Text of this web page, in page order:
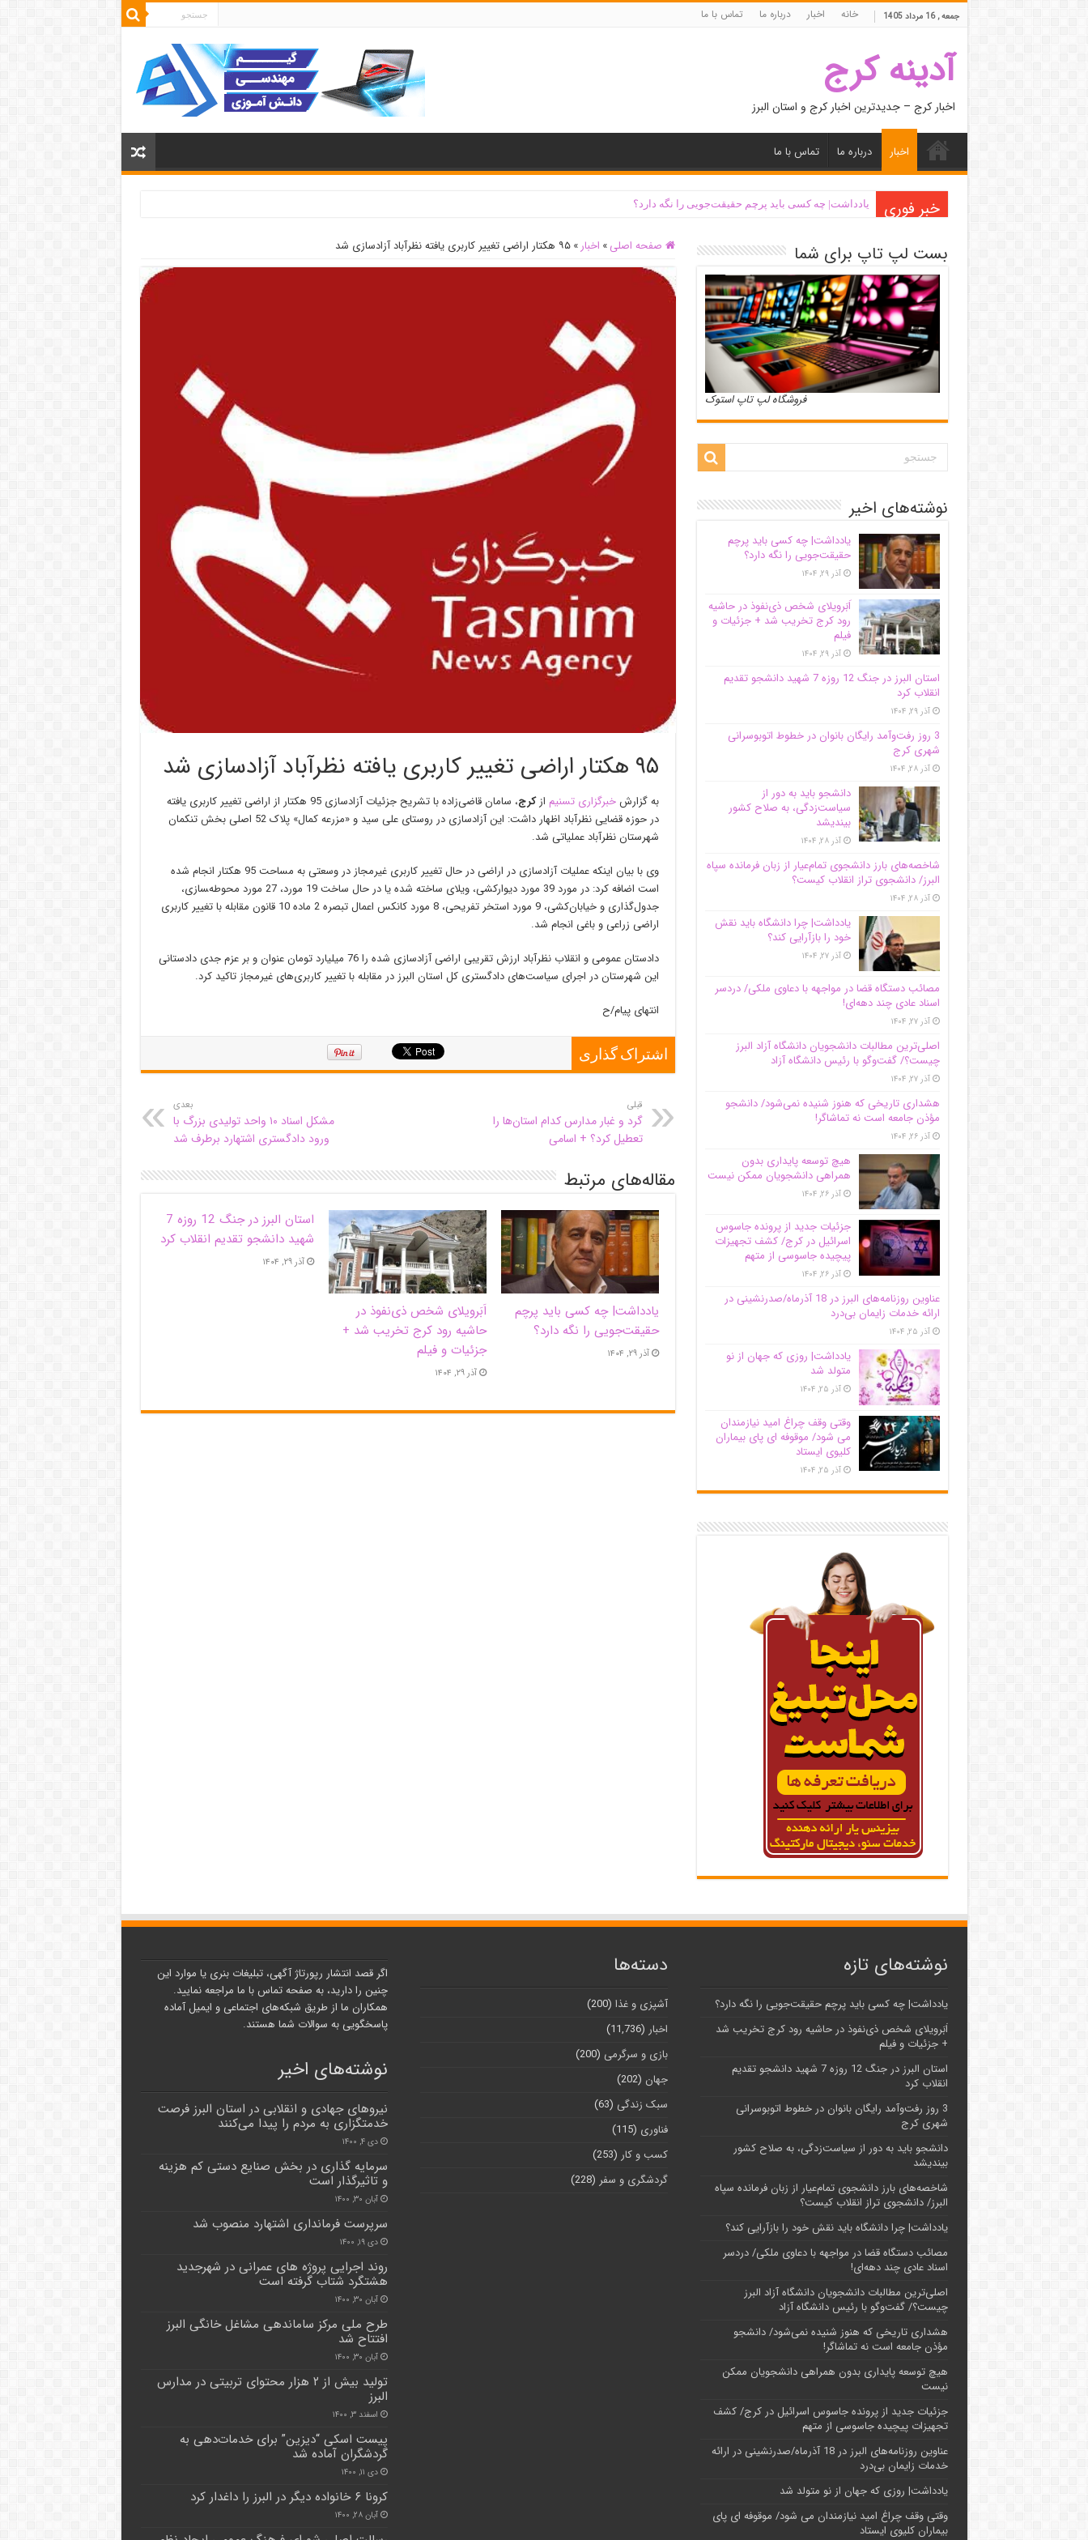
جمعه , 16 مرداد 1405 خانه اخبار درباره ما تماس با ما
آدینه کرج
اخبار کرج – جدیدترین اخبار کرج و استان البرز
اخبار درباره ما تماس با ما
خبر فوری یادداشت| ‌چه کسی باید پرچم حقیقت‌جویی را نگه دارد؟
صفحه اصلی » اخبار » ۹۵ هکتار اراضی تغییر کاربری یافته نظرآباد آزادسازی شد
۹۵ هکتار اراضی تغییر کاربری یافته نظرآباد آزادسازی شد
به گزارشخبرگزاری تسنیم ازکرج
، سامان قاضی‌زاده با تشریح جزئیات آزادسازی 95 هکتار از اراضی تغییر کاربری یافته
در حوزه قضایی نظرآباد اظهار داشت: این آزادسازی در روستای علی سید و «مزرعه کمال» پلاک 52 اصلی بخش تنکمان
شهرستان نظرآباد عملیاتی شد.
وی با بیان اینکه عملیات آزادسازی در اراضی در حال تغییر کاربری غیرمجاز در وسعتی به مساحت 95 هکتار انجام شده
است اضافه کرد: در مورد 39 مورد دیوارکشی، ویلای ساخته شده یا در حال ساخت 19 مورد، 27 مورد محوطه‌‍سازی،
جدول‌گذاری و خیابان‌کشی، 9 مورد استخر تفریحی، 8 مورد کانکس اعمال تبصره 2 ماده 10 قانون مقابله با تغییر کاربری
اراضی زراعی و باغی انجام شد.
دادستان عمومی و انقلاب نظرآباد ارزش تقریبی اراضی آزادسازی شده را 76 میلیارد تومان عنوان و بر عزم جدی دادستانی
این شهرستان در اجرای سیاست‌های دادگستری کل استان البرز در مقابله با تغییر کاربری‌های غیرمجاز تاکید کرد.
انتهای پیام/ح
اشتراک گذاری
قبلی
گرد و غبار مدارس ‌کدام استان‌ها‌‌ را
تعطیل کرد؟ + اسامی
بعدی
مشکل اسناد ۱۰ واحد تولیدی بزرگ با
ورود دادگستری اشتهارد برطرف شد
مقاله‌های مرتبط
یادداشت| ‌چه کسی باید پرچم
حقیقت‌جویی را نگه دارد؟
آذر ۲۹, ۱۴۰۴
اَبَر‌ویلای شخص ذی‌نفوذ در
حاشیه‌ رود کرج تخریب شد +
جزئیات و فیلم
آذر ۲۹, ۱۴۰۴
استان البرز در جنگ 12 روزه 7
شهید دانشجو تقدیم انقلاب کرد
آذر ۲۹, ۱۴۰۴
بست لپ تاپ برای شما
فروشگاه لپ تاپ استوک
نوشته‌های اخیر
یادداشت| ‌چه کسی باید پرچم
حقیقت‌جویی را نگه دارد؟
آذر ۲۹, ۱۴۰۴
اَبَر‌ویلای شخص ذی‌نفوذ در حاشیه‌
رود کرج تخریب شد + جزئیات و
فیلم
آذر ۲۹, ۱۴۰۴
استان البرز در جنگ 12 روزه 7 شهید دانشجو تقدیم
انقلاب کرد
آذر ۲۹, ۱۴۰۴
3 روز رفت‌وآمد رایگان بانوان در خطوط اتوبوسرانی
شهری کرج
آذر ۲۸, ۱۴۰۴
دانشجو باید به دور از
سیاست‌زدگی، به صلاح کشور
بیندیشد
آذر ۲۸, ۱۴۰۴
شاخصه‌های بارز دانشجوی تمام‌عیار از زبان فرمانده سپاه
البرز/ دانشجوی تراز انقلاب کیست؟
آذر ۲۸, ۱۴۰۴
یادداشت| چرا دانشگاه باید نقش
خود را بازآرایی کند؟
آذر ۲۷, ۱۴۰۴
مصائب دستگاه قضا در مواجهه با دعاوی ملکی/ دردسر
اسناد عادی چند‌ دهه‌ای!
آذر ۲۷, ۱۴۰۴
اصلی‌ترین مطالبات دانشجویان دانشگاه آزاد البرز
چیست؟/ گفت‌وگو با رئیس دانشگاه آز‌اد
آذر ۲۷, ۱۴۰۴
هشداری تاریخی که هنوز شنیده نمی‌شود/ دانشجو
مؤذن جامعه است نه تماشاگر!
آذر ۲۶, ۱۴۰۴
هیچ توسعه پایداری بدون
همراهی دانشجویان ممکن نیست
آذر ۲۶, ۱۴۰۴
جزئیات جدید از پرونده جاسوس
اسرائیل در کرج/‌ کشف تجهیزات
پیچیده جاسوسی از متهم
آذر ۲۶, ۱۴۰۴
عناوین روزنامه‌های البرز در ‌18 آذرماه/صدرنشینی در
ارائه خدمات زایمان بی‌درد
آذر ۲۵, ۱۴۰۴
یادداشت| روزی که جهان از نو
متولد شد
آذر ۲۵, ۱۴۰۴
وقتی وقف چراغ امید نیازمندان
می شود/ موقوفه ای پای بیماران
کلیوی ایستاد
آذر ۲۵, ۱۴۰۴
نوشته‌های تازه
یادداشت| ‌چه کسی باید پرچم حقیقت‌جویی را نگه دارد؟
اَبَر‌ویلای شخص ذی‌نفوذ در حاشیه‌ رود کرج تخریب شد
+ جزئیات و فیلم
استان البرز در جنگ 12 روزه 7 شهید دانشجو تقدیم
انقلاب کرد
3 روز رفت‌وآمد رایگان بانوان در خطوط اتوبوسرانی
شهری کرج
دانشجو باید به دور از سیاست‌زدگی، به صلاح کشور
بیندیشد
شاخصه‌های بارز دانشجوی تمام‌عیار از زبان فرمانده سپاه
البرز/ دانشجوی تراز انقلاب کیست؟
یادداشت| چرا دانشگاه باید نقش خود را بازآرایی کند؟
مصائب دستگاه قضا در مواجهه با دعاوی ملکی/ دردسر
اسناد عادی چند‌ دهه‌ای!
اصلی‌ترین مطالبات دانشجویان دانشگاه آزاد البرز
چیست؟/ گفت‌وگو با رئیس دانشگاه آز‌اد
هشداری تاریخی که هنوز شنیده نمی‌شود/ دانشجو
مؤذن جامعه است نه تماشاگر!
هیچ توسعه پایداری بدون همراهی دانشجویان ممکن
نیست
جزئیات جدید از پرونده جاسوس اسرائیل در کرج/‌ کشف
تجهیزات پیچیده جاسوسی از متهم
عناوین روزنامه‌های البرز در ‌18 آذرماه/صدرنشینی در ارائه
خدمات زایمان بی‌درد
یادداشت| روزی که جهان از نو متولد شد
وقتی وقف چراغ امید نیازمندان می شود/ موقوفه ای پای
بیماران کلیوی ایستاد
دسته‌ها
آشپزی و غذا (200)
اخبار (11,736)
بازی و سرگرمی (200)
جهان (202)
سبک زندگی (63)
فناوری (115)
کسب و کار (253)
گردشگری و سفر (228)
اگر قصد انتشار رپورتاژ آگهی، تبلیغات بنری یا موارد این
چنین را دارید، به صفحه تماس با ما مراجعه نمایید.
همکاران ما از طریق شبکه‌های اجتماعی و ایمیل آماده
پاسخگویی به سوالات شما هستند.
نوشته‌های اخیر
نیروهای جهادی و انقلابی در استان البرز فرصت
خدمتگزاری به مردم را پیدا می‌کنند
دی ۴, ۱۴۰۰
سرمایه گذاری در بخش صنایع دستی کم هزینه
و تاثیرگذار است
آبان ۳۰, ۱۴۰۰
سرپرست فرمانداری اشتهارد منصوب شد
دی ۱۹, ۱۴۰۰
روند اجرایی پروژه های عمرانی در شهرجدید
هشتگرد شتاب گرفته است
آبان ۳۰, ۱۴۰۰
طرح ملی مرکز ساماندهی مشاغل خانگی البرز
افتتاح شد
آبان ۳۰, ۱۴۰۰
تولید بیش از ۲ هزار محتوای تربیتی در مدارس
البرز
اسفند ۳, ۱۴۰۰
پیست اسکی “دیزین” برای خدمات‌دهی به
گردشگران آماده شد
دی ۱۱, ۱۴۰۰
کرونا ۶ خانواده دیگر در البرز را داغدار کرد
آبان ۲۸, ۱۴۰۰